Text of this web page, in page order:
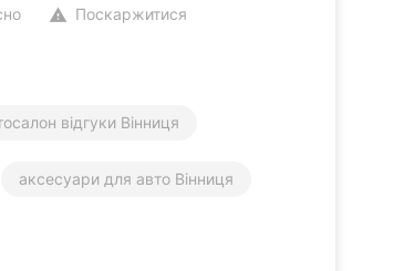
warning Поскаржитися
відгуки Вінниця
аксесуари для авто Вінниця